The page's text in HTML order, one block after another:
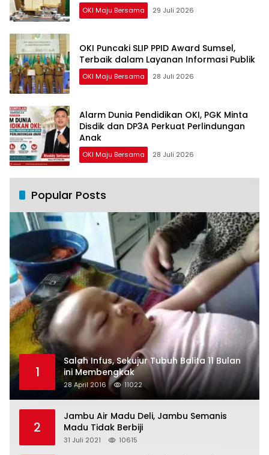
OKI Maju Bersama 29 Juli 2026
OKI Puncaki SLIP PPID Award Sumsel,
Terbaik dalam Layanan Informasi Publik
OKI Maju Bersama 28 Juli 2026
Alarm Dunia Pendidikan OKI, PGK Minta
Disdik dan DP3A Perkuat Perlindungan
Anak
OKI Maju Bersama 28 Juli 2026
Popular Posts
1
Salah Infus, Sekujur Tubuh Balita 11 Bulan
ini Membengkak
28 April 2016 11022
2
Jambu Air Madu Deli, Jambu Semanis
Madu Tidak Berbiji
31 Juli 2021 10615